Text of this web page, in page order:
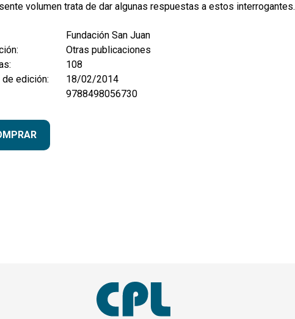
volumen trata de dar algunas respuestas a estos interrogantes.
Fundación San Juan
Otras publicaciones
108
de edición:
18/02/2014
9788498056730